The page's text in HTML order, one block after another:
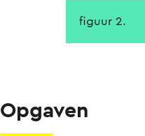
figuur 2.
Opgaven